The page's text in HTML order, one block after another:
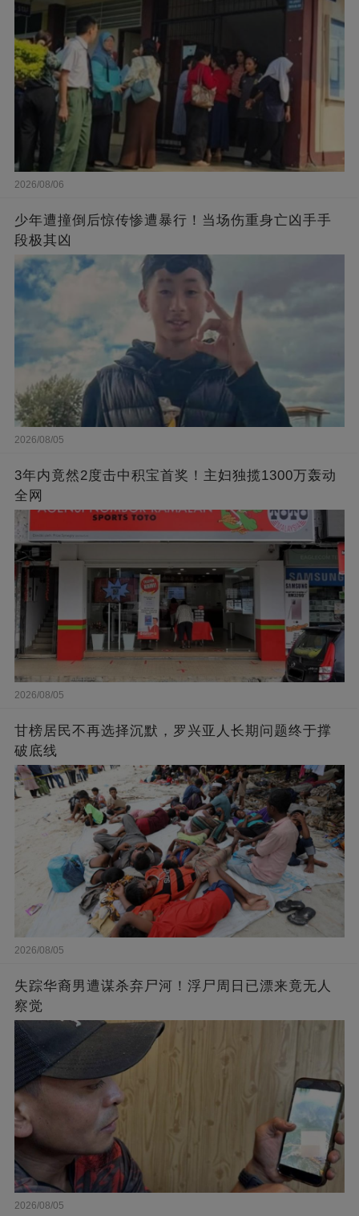
2026/08/06
少年遭撞倒后惊传惨遭暴行！当场伤重身亡凶手手
段极其凶
2026/08/05
3年内竟然2度击中积宝首奖！主妇独揽1300万轰动
全网
2026/08/05
甘榜居民不再选择沉默，罗兴亚人长期问题终于撑
破底线
2026/08/05
失踪华裔男遭谋杀弃尸河！浮尸周日已漂来竟无人
察觉
2026/08/05